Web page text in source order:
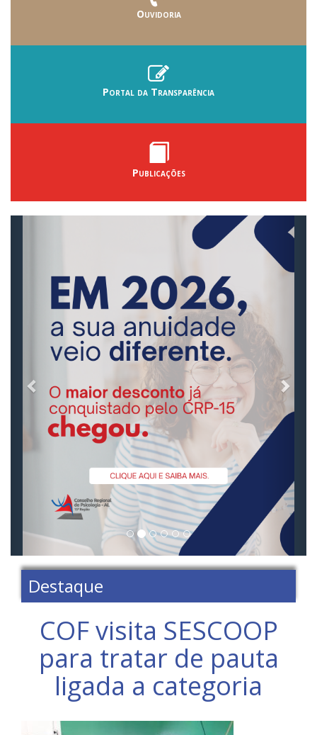
Ouvidoria
Portal da Transparência
Publicações
Destaque
COF visita SESCOOP
para tratar de pauta
ligada a categoria